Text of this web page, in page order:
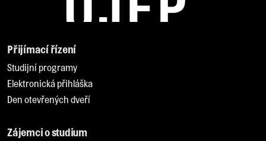
Přijímací řízení
Studijní programy
Elektronická přihláška
Den otevřených dveří
Zájemci o studium